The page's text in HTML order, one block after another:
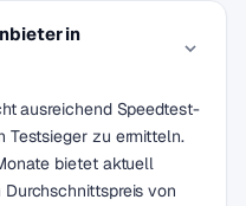
in
ausreichend Speedtest-
Testsieger zu ermitteln.
bietet aktuell
von